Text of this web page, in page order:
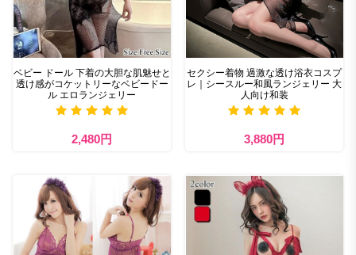
ベビー ドール 下着の大胆な肌魅せと
透け感がコケットリーなベビードー
ル エロランジェリー
2,480円
セクシー着物 過激な透け浴衣コスプ
レ｜シースルー和風ランジェリー 大
人向け和装
3,880円